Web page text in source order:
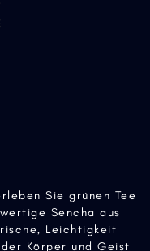
Sie grünen Tee
Sencha aus
Leichtigkeit